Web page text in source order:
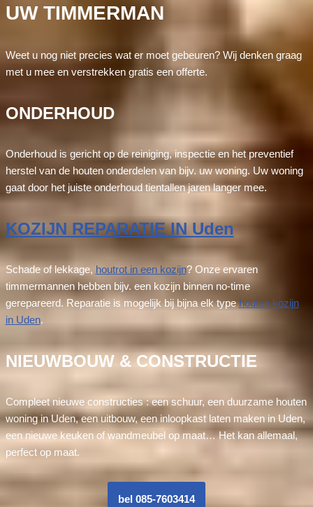
UW TIMMERMAN
Weet u nog niet precies wat er moet gebeuren? Wij denken graag
met u mee en verstrekken gratis een offerte.
ONDERHOUD
Onderhoud is gericht op de reiniging, inspectie en het preventief
herstel van de houten onderdelen van bijv. uw woning. Uw woning
gaat door het juiste onderhoud tientallen jaren langer mee.
KOZIJN REPARATIE IN Uden
Schade of lekkage, houtrot in een kozijn? Onze ervaren
timmermannen hebben bijv. een kozijn binnen no-time
gerepareerd. Reparatie is mogelijk bij bijna elk typehouten kozijn
in Uden.
NIEUWBOUW & CONSTRUCTIE
Compleet nieuwe constructies : een schuur, een duurzame houten
woning in Uden, een uitbouw, een inloopkast laten maken in Uden,
een nieuwe keuken of wandmeubel op maat… Het kan allemaal,
perfect op maat.
bel 085-7603414